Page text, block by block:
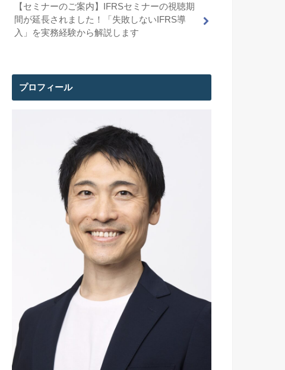
【セミナーのご案内】IFRSセミナーの視聴期
間が延長されました！「失敗しないIFRS導
入」を実務経験から解説します
プロフィール